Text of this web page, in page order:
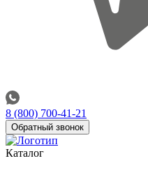
8 (800) 700-41-21
Обратный звонок
Каталог